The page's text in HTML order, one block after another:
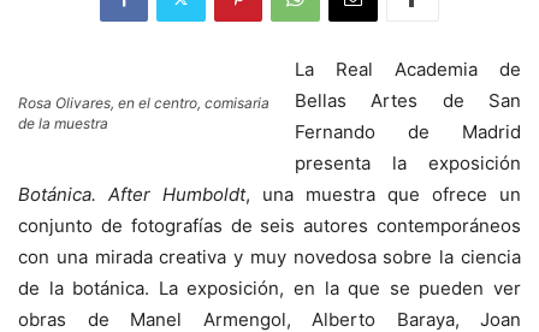
Rosa Olivares, en el centro, comisaria
de la muestra
La Real Academia de
Bellas Artes de San
Fernando de Madrid
presenta la exposición
Botánica. After Humboldt, una muestra que ofrece un
conjunto de fotografías de seis autores contemporáneos
con una mirada creativa y muy novedosa sobre la ciencia
de la botánica. La exposición, en la que se pueden ver
obras de Manel Armengol, Alberto Baraya, Joan